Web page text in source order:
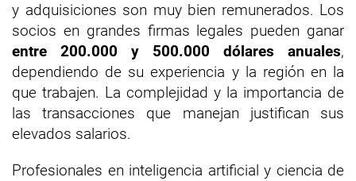
y adquisiciones son muy bien remunerados. Los
socios en grandes firmas legales pueden ganar
entre 200.000 y 500.000 dólares anuales,
dependiendo de su experiencia y la región en la
que trabajen. La complejidad y la importancia de
las transacciones que manejan justifican sus
elevados salarios.
Profesionales en inteligencia artificial y ciencia de